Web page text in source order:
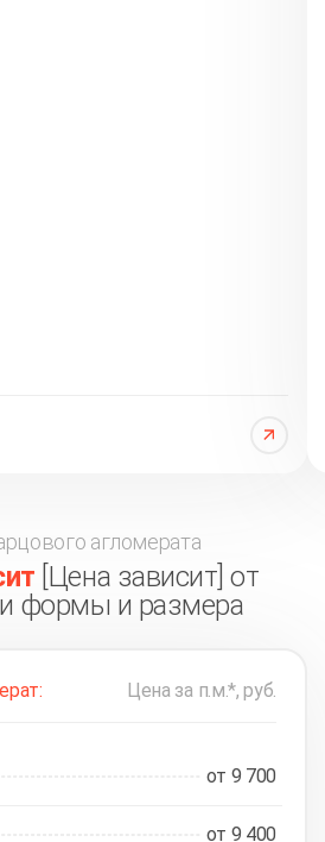
агломерата
[Цена зависит] от
формы и размера
Цена за п.м.*, руб.
от 9 700
от 9 400